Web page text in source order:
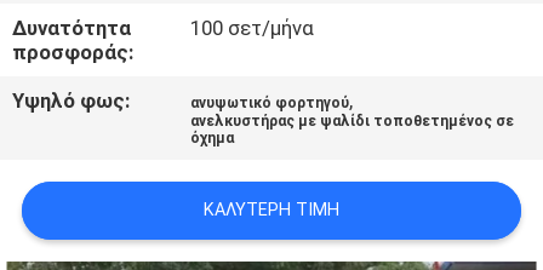
ΖΗΤΉΣΤΕ
ΜΙΑ
SITEMAP
Δυνατότητα
προσφοράς:
100 σετ/μήνα
Υψηλό φως: ανυψωτικό φορτηγού,
ανελκυστήρας με ψαλίδι τοποθετημένος σε
όχημα
ΚΑΛΎΤΕΡΗ ΤΙΜΉ